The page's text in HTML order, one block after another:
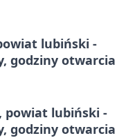
lubiński -
godziny otwarcia
powiat lubiński -
godziny otwarcia